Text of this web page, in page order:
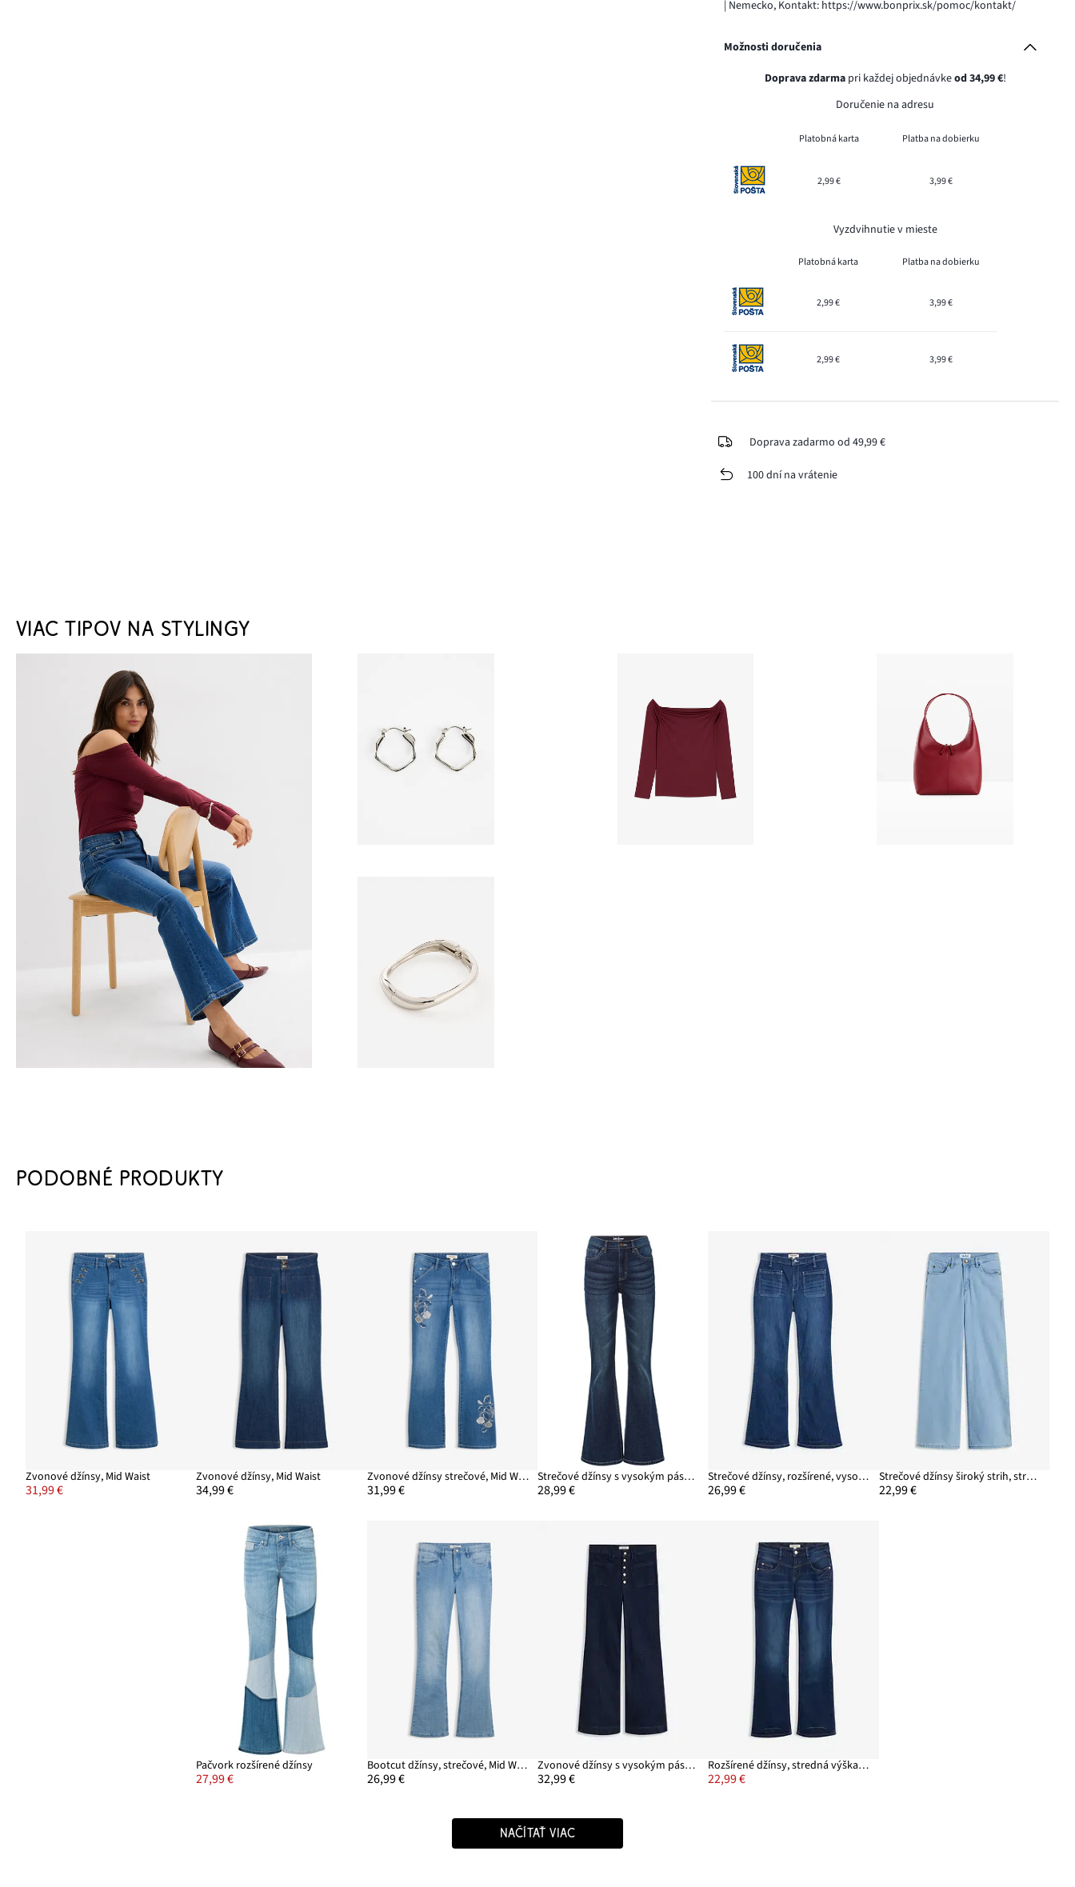
| Nemecko, Kontakt: https://www.bonprix.sk/pomoc/kontakt/
Možnosti doručenia
Doprava zdarmapri každej objednávkeod 34,99 €!
Doručenie na adresu
Platobná karta Platba na dobierku
2,99 € 3,99 €
Vyzdvihnutie v mieste
Platobná karta Platba na dobierku
2,99 € 3,99 €
2,99 € 3,99 €
Doprava zadarmo od 49,99 €
100 dní na vrátenie
VIAC TIPOV NA STYLINGY
PODOBNÉ PRODUKTY
Zvonové džínsy, Mid Waist
31,99 €
Zvonové džínsy, Mid Waist
34,99 €
Zvonové džínsy strečové, Mid Waist
31,99 €
Strečové džínsy s vysokým pásom, Flared
28,99 €
Strečové džínsy, rozšírené, vysoký pás
26,99 €
Strečové džínsy široký strih, stredná výška pásu
22,99 €
Pačvork rozšírené džínsy
27,99 €
Bootcut džínsy, strečové, Mid Waist
26,99 €
Zvonové džínsy s vysokým pásom
32,99 €
Rozšírené džínsy, stredná výška pásu, streč
22,99 €
NAČÍTAŤ VIAC